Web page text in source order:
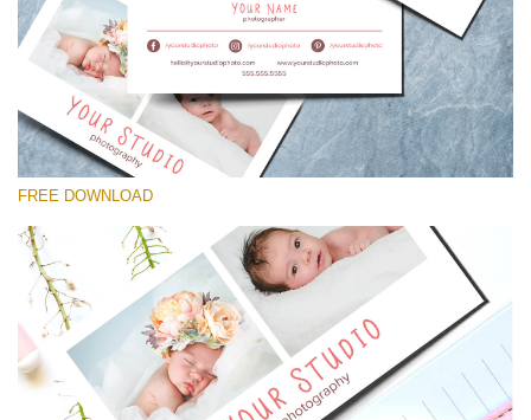
कृपया चुने
Free Template #35
Newborn Photography Price List
FREE DOWNLOAD